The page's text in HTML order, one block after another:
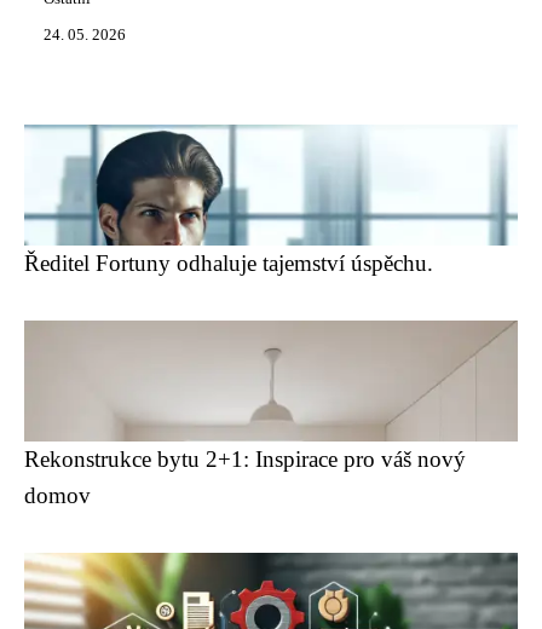
24. 05. 2026
Ředitel Fortuny odhaluje tajemství úspěchu.
Rekonstrukce bytu 2+1: Inspirace pro váš nový
domov